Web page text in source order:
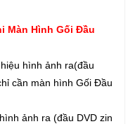
Màn Hình Gối Đầu
hình ảnh ra(đầu
cần màn hình Gối Đầu
ảnh ra (đầu DVD zin